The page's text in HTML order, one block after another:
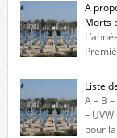
A
Morts
biographique veut
France durant ce
constituée des
l’Hôtel de Ville, du
Liste
A – B –
–
pour